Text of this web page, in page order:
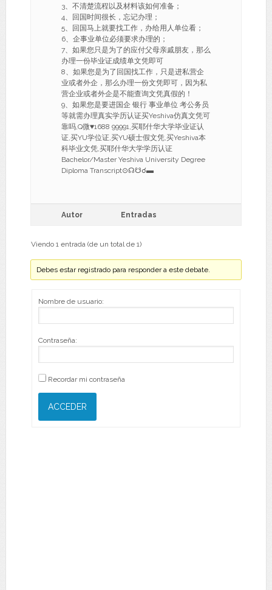
3、不清楚流程以及材料该如何准备；
4、回国时间很长，忘记办理；
5、回国马上就要找工作，办给用人单位看；
6、企事业单位必须要求办理的；
7、如果您只是为了的应付父母亲戚朋友，那么
办理一份毕业证成绩单文凭即可
8、如果您是为了回国找工作，只是进私营企
业或者外企，那么办理一份文凭即可，因为私
营企业或者外企是不能查询文凭真假的！
9、如果您是要进国企 银行 事业单位 考公务员
等就需办理真实学历认证买Yeshiva仿真文凭可
靠吗,Q微♥1688 99991,买耶什华大学毕业证认
证,买YU学位证,买YU硕士假文凭,买Yeshiva本
科毕业文凭,买耶什华大学学历认证
Bachelor/Master Yeshiva University Degree
Diploma Transcript⊙☊☋☌▬
Autor Entradas
Viendo 1 entrada (de un total de 1)
Debes estar registrado para responder a este debate.
Nombre de usuario:
Contraseña:
Recordar mi contraseña
ACCEDER